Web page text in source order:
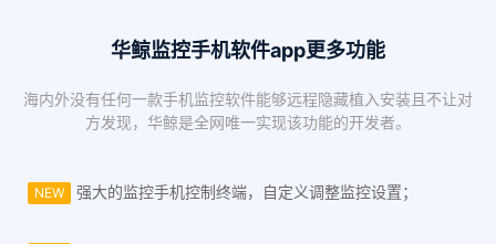
华鲸监控手机软件app更多功能
海内外没有任何一款手机监控软件能够远程隐藏植入安装且不让对
方发现，华鲸是全网唯一实现该功能的开发者。
NEW 强大的监控手机控制终端，自定义调整监控设置；